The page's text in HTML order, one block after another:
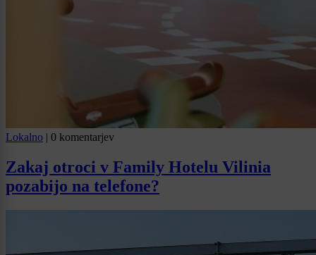
Lokalno | 0 komentarjev
Zakaj otroci v Family Hotelu Vilinia
pozabijo na telefone?